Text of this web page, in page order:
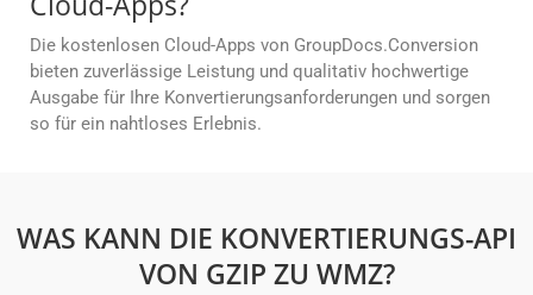
Die kostenlosen Cloud-Apps von GroupDocs.Conversion
bieten zuverlässige Leistung und qualitativ hochwertige
Ausgabe für Ihre Konvertierungsanforderungen und sorgen
so für ein nahtloses Erlebnis.
WAS KANN DIE KONVERTIERUNGS-API
VON GZIP ZU WMZ?